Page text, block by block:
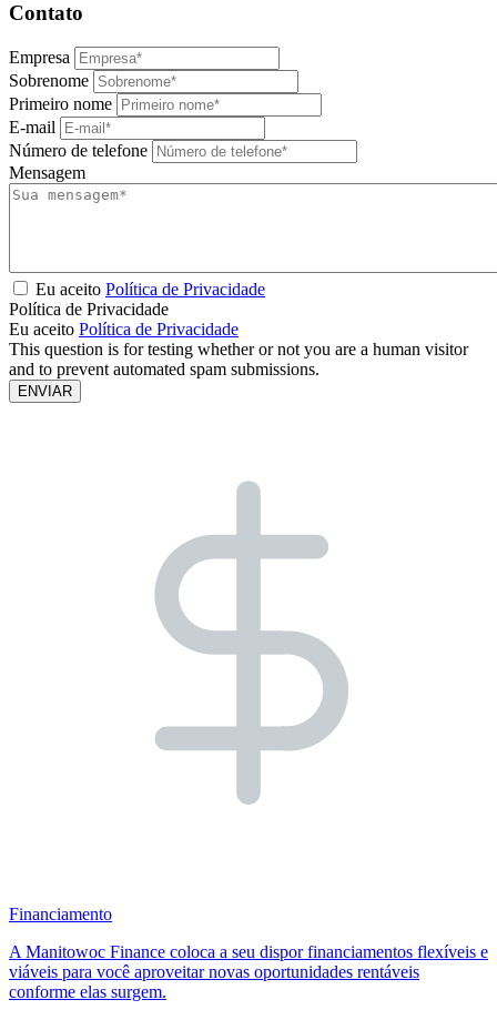
Contato
Empresa
Sobrenome
Primeiro nome
E-mail
Número de telefone
Mensagem
Eu aceito Política de Privacidade
Política de Privacidade
Eu aceito Política de Privacidade
This question is for testing whether or not you are a human visitor
and to prevent automated spam submissions.
Financiamento
A Manitowoc Finance coloca a seu dispor financiamentos flexíveis e
viáveis para você aproveitar novas oportunidades rentáveis
conforme elas surgem.